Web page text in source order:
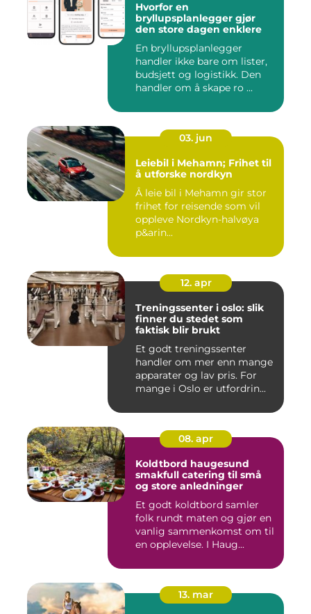
Hvorfor en
bryllupsplanlegger gjør
den store dagen enklere
En bryllupsplanlegger
handler ikke bare om lister,
budsjett og logistikk. Den
handler om å skape ro ...
03. jun
Leiebil i Mehamn; Frihet til
å utforske nordkyn
Å leie bil i Mehamn gir stor
frihet for reisende som vil
oppleve Nordkyn-halvøya
p&arin...
12. apr
Treningssenter i oslo: slik
finner du stedet som
faktisk blir brukt
Et godt treningssenter
handler om mer enn mange
apparater og lav pris. For
mange i Oslo er utfordrin...
08. apr
Koldtbord haugesund
smakfull catering til små
og store anledninger
Et godt koldtbord samler
folk rundt maten og gjør en
vanlig sammenkomst om til
en opplevelse. I Haug...
13. mar